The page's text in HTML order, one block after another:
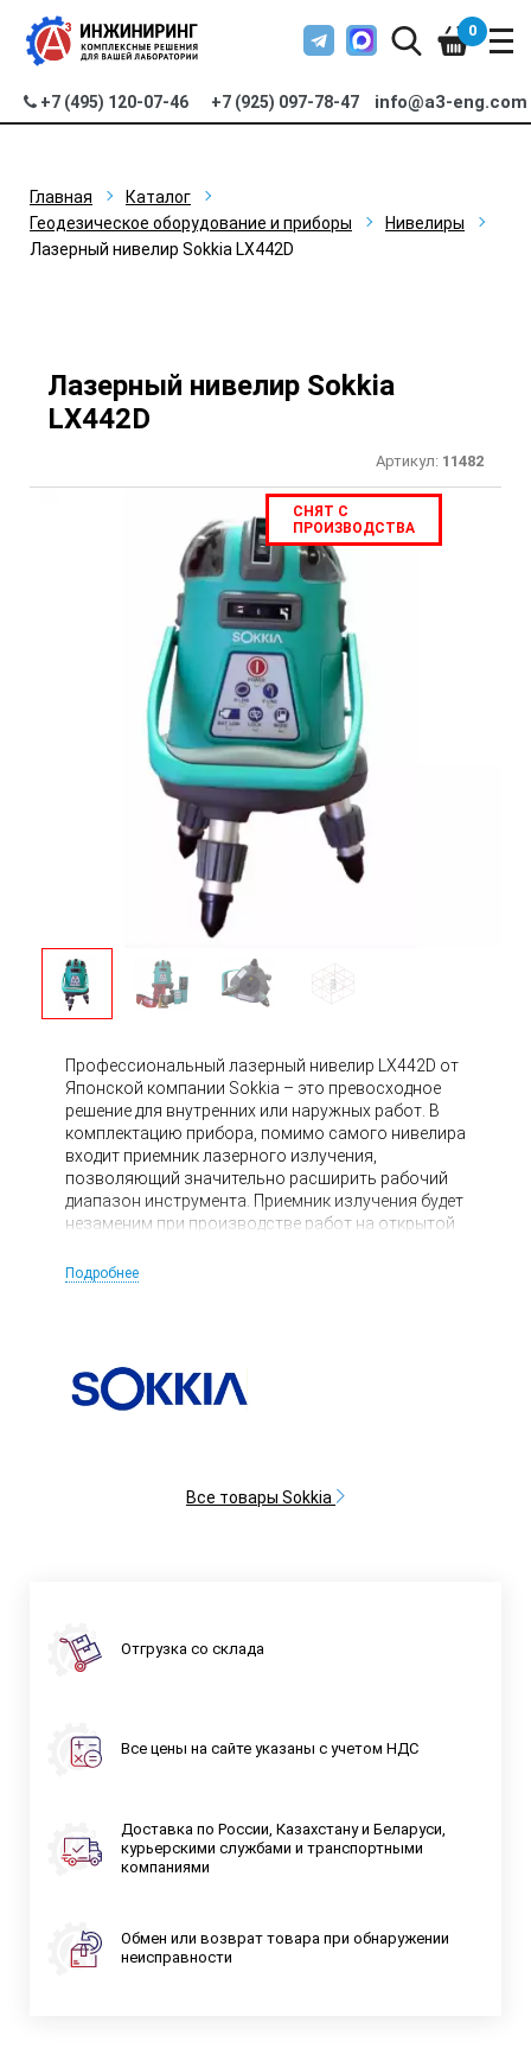
+7 (495) 120-07-46 +7 (925) 097-78-47 info@a3-eng.com
0
Главная
Каталог
Геодезическое оборудование и приборы
Нивелиры
Лазерный нивелир Sokkia LX442D
Лазерный нивелир Sokkia
LX442D
Артикул: 11482
СНЯТ С
ПРОИЗВОДСТВА
Профессиональный лазерный нивелир LX442D от
Японской компании Sokkia – это превосходное
решение для внутренних или наружных работ. В
комплектацию прибора, помимо самого нивелира
входит приемник лазерного излучения,
позволяющий значительно расширить рабочий
диапазон инструмента. Приемник излучения будет
незаменим при производстве работ на открытой
при работах на значительном расстоянии.
Подробнее
Все товары Sokkia
Отгрузка со склада
Все цены на сайте указаны с учетом НДС
Доставка по России, Казахстану и Беларуси,
курьерскими службами и транспортными
компаниями
Обмен или возврат товара при обнаружении
неисправности